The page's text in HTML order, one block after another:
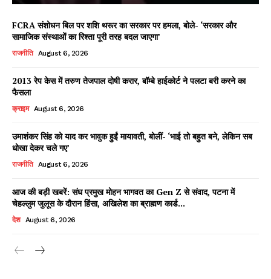
Facebook
X WhatsApp
Read Latest News on AIN
FCRA संशोधन बिल पर शशि थरूर का सरकार पर हमला, बोले- ‘सरकार और
सामाजिक संस्थाओं का रिश्ता पूरी तरह बदल जाएगा’
राजनीति August 6, 2026
2013 रेप केस में तरुण तेजपाल दोषी करार, बॉम्बे हाईकोर्ट ने पलटा बरी करने का
फैसला
क्राइम August 6, 2026
उमाशंकर सिंह को याद कर भावुक हुईं मायावती, बोलीं- ‘भाई तो बहुत बने, लेकिन सब
धोखा देकर चले गए’
राजनीति August 6, 2026
आज की बड़ी खबरें: संघ प्रमुख मोहन भागवत का Gen Z से संवाद, पटना में
चेहल्लुम जुलूस के दौरान हिंसा, अखिलेश का ब्राह्मण कार्ड...
देश August 6, 2026